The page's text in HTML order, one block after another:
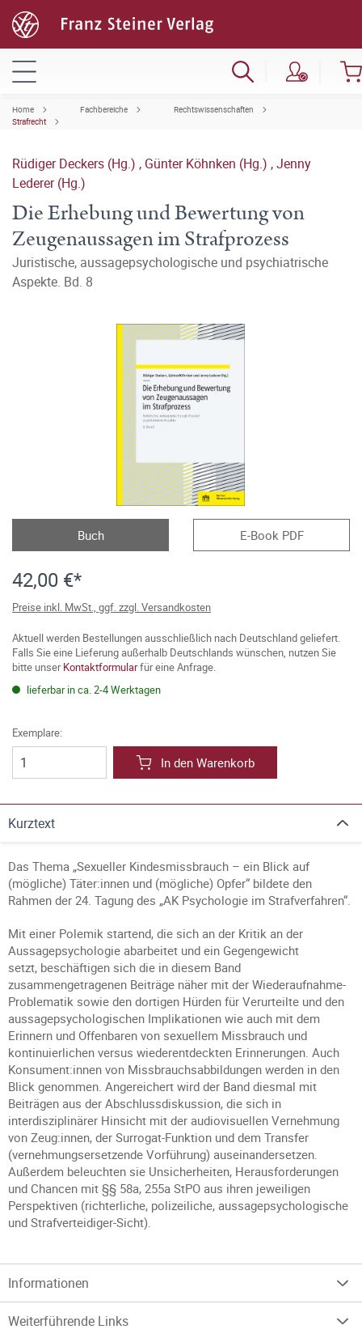
Home Fachbereiche
Rechtswissenschaften
Strafrecht
Rüdiger Deckers (Hg.) , Günter Köhnken (Hg.) ,Jenny
Lederer (Hg.)
Die Erhebung und Bewertung von
Zeugenaussagen im Strafprozess
Juristische, aussagepsychologische und psychiatrische
Aspekte. Bd. 8
Buch E-Book PDF
42,00 €*
Preise inkl. MwSt., ggf. zzgl. Versandkosten
Aktuell werden Bestellungen ausschließlich nach Deutschland geliefert.
Falls Sie eine Lieferung außerhalb Deutschlands wünschen, nutzen Sie
bitte unserKontaktformularfür eine Anfrage.
lieferbar in ca. 2-4 Werktagen
Exemplare:
In den Warenkorb
Kurztext
Das Thema „Sexueller Kindesmissbrauch – ein Blick auf
(mögliche) Täter:innen und (mögliche) Opfer“ bildete den
Rahmen der 24. Tagung des „AK Psychologie im Strafverfahren“.
Mit einer Polemik startend, die sich an der Kritik an der
Aussagepsychologie abarbeitet und ein Gegengewicht
setzt, beschäftigen sich die in diesem Band
zusammengetragenen Beiträge näher mit der Wiederaufnahme-
Problematik sowie den dortigen Hürden für Verurteilte und den
aussagepsychologischen Implikationen wie auch mit dem
Erinnern und Offenbaren von sexuellem Missbrauch und
kontinuierlichen versus wiederentdeckten Erinnerungen. Auch
Konsument:innen von Missbrauchsabbildungen werden in den
Blick genommen. Angereichert wird der Band diesmal mit
Beiträgen aus der Abschlussdiskussion, die sich in
interdisziplinärer Hinsicht mit der audiovisuellen Vernehmung
von Zeug:innen, der Surrogat-Funktion und dem Transfer
(vernehmungsersetzende Vorführung) auseinandersetzen.
Außerdem beleuchten sie Unsicherheiten, Herausforderungen
und Chancen mit §§ 58a, 255a StPO aus ihren jeweiligen
Perspektiven (richterliche, polizeiliche, aussagepsychologische
und Strafverteidiger-Sicht).
Informationen
Weiterführende Links